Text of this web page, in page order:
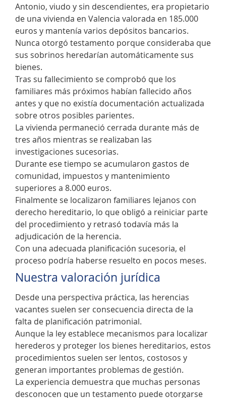
Antonio, viudo y sin descendientes, era propietario
de una vivienda en Valencia valorada en 185.000
euros y mantenía varios depósitos bancarios.
Nunca otorgó testamento porque consideraba que
sus sobrinos heredarían automáticamente sus
bienes.
Tras su fallecimiento se comprobó que los
familiares más próximos habían fallecido años
antes y que no existía documentación actualizada
sobre otros posibles parientes.
La vivienda permaneció cerrada durante más de
tres años mientras se realizaban las
investigaciones sucesorias.
Durante ese tiempo se acumularon gastos de
comunidad, impuestos y mantenimiento
superiores a 8.000 euros.
Finalmente se localizaron familiares lejanos con
derecho hereditario, lo que obligó a reiniciar parte
del procedimiento y retrasó todavía más la
adjudicación de la herencia.
Con una adecuada planificación sucesoria, el
proceso podría haberse resuelto en pocos meses.
Nuestra valoración jurídica
Desde una perspectiva práctica, las herencias
vacantes suelen ser consecuencia directa de la
falta de planificación patrimonial.
Aunque la ley establece mecanismos para localizar
herederos y proteger los bienes hereditarios, estos
procedimientos suelen ser lentos, costosos y
generan importantes problemas de gestión.
La experiencia demuestra que muchas personas
desconocen que un testamento puede otorgarse